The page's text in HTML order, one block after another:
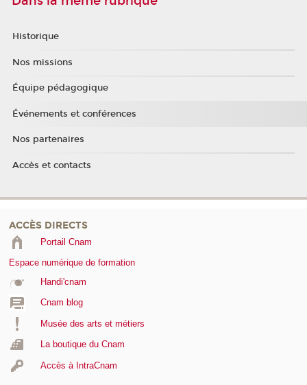
Historique
Nos missions
Équipe pédagogique
Événements et conférences
Nos partenaires
Accès et contacts
ACCÈS DIRECTS
Portail Cnam
Espace numérique de formation
Handi'cnam
Cnam blog
Musée des arts et métiers
La boutique du Cnam
Accès à IntraCnam